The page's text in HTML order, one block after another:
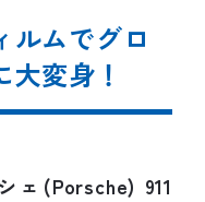
ルムでグロ
変身！
ェ(Porsche) 911